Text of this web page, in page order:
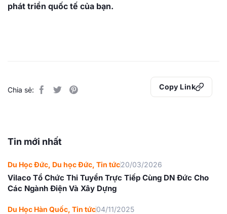
phát triển quốc tế của bạn.
Chia sẻ: Copy Link
Tin mới nhất
Du Học Đức, Du học Đức, Tin tức20/03/2026
Vilaco Tổ Chức Thi Tuyển Trực Tiếp Cùng DN Đức Cho
Các Ngành Điện Và Xây Dựng
Du Học Hàn Quốc, Tin tức04/11/2025